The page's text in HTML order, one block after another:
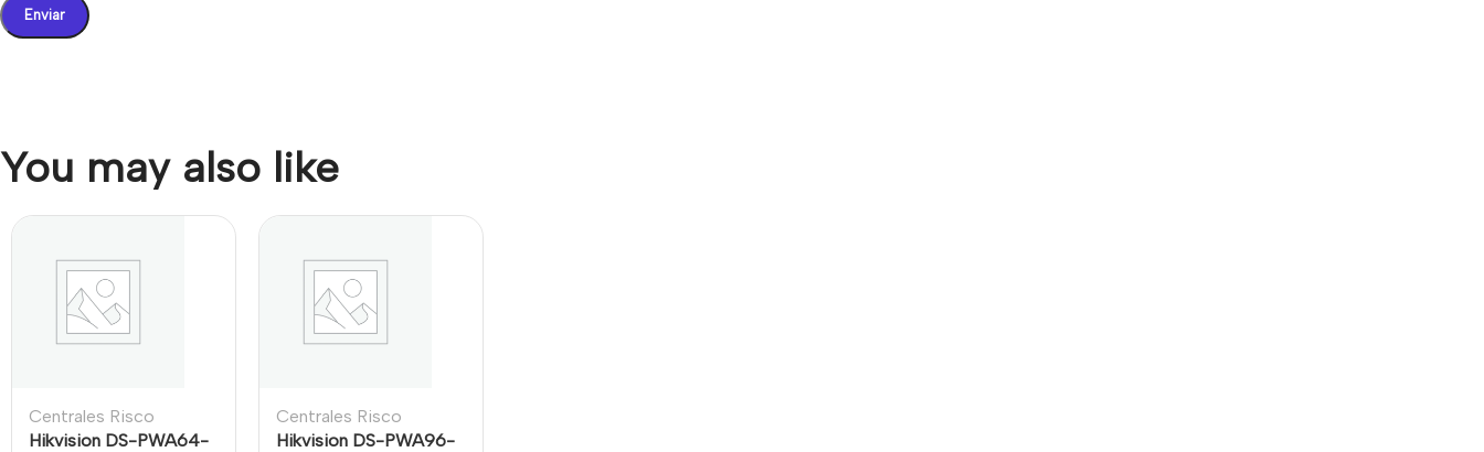
You may also like
Centrales Risco
Hikvision DS-PWA64-
Centrales Risco
Hikvision DS-PWA96-